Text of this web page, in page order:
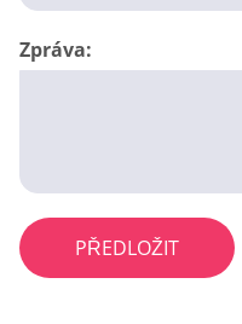
Zpráva:
PŘEDLOŽIT